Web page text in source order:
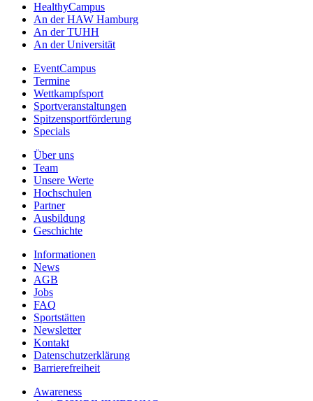
HealthyCampus
An der HAW Hamburg
An der TUHH
An der Universität
EventCampus
Termine
Wettkampfsport
Sportveranstaltungen
Spitzensportförderung
Specials
Über uns
Team
Unsere Werte
Hochschulen
Partner
Ausbildung
Geschichte
Informationen
News
AGB
Jobs
FAQ
Sportstätten
Newsletter
Kontakt
Datenschutzerklärung
Barrierefreiheit
Awareness